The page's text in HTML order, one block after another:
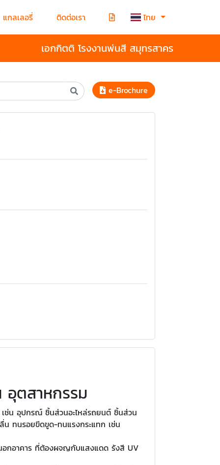
แกลเลอรี่ ติดต่อเรา ไทย
เอกกิตติ โรงงานพ่นสี สมุทรสาคร
e-Brochure
ตสาหกรรม
ช่น อุปกรณ์ ชิ้นส่วนอะไหล่รถยนต์ ชิ้นส่วน
น ทนรอยขีดขูด-ทนแรงกระแทก เช่น
กอาคาร ที่ต้องผจญกับแสงแดด รังสี UV